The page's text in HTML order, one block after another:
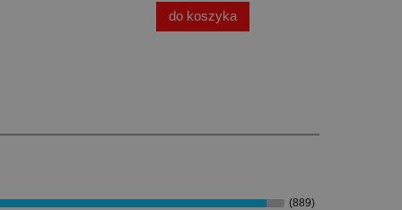
do koszyka
(889)